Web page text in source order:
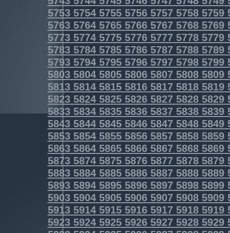
5753575457555756575757585759
5763576457655766576757685769
5773577457755776577757785779
5783578457855786578757885789
5793579457955796579757985799
5803580458055806580758085809
5813581458155816581758185819
5823582458255826582758285829
5833583458355836583758385839
5843584458455846584758485849
5853585458555856585758585859
5863586458655866586758685869
5873587458755876587758785879
5883588458855886588758885889
5893589458955896589758985899
5903590459055906590759085909
5913591459155916591759185919
5923592459255926592759285929